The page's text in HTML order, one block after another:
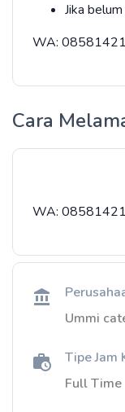
Jika
WA:
Cara
WA:
Ummi
Tipe Jam
Full Time